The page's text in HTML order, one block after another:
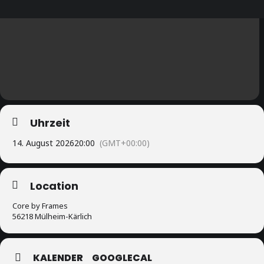
Uhrzeit
14. August 202620:00 (GMT+00:00)
Location
Core by Frames
56218 Mülheim-Kärlich
KALENDER GOOGLECAL